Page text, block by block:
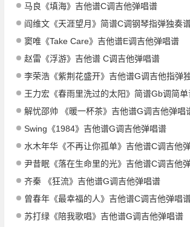
马良《填海》吉他谱C调吉他弹唱谱
阎维文《天涯望月》简谱C调钢琴指弹独奏
窦唯《Take Care》吉他谱E调吉他弹唱谱
赵雷《浮游》吉他谱 C调吉他弹唱谱
李荣浩《紫荆花盛开》吉他谱G调吉他指弹
王力宏《春雨里洗过的太阳》简谱Gb调简
解忧邵帅 《暖一杯茶》吉他谱G调吉他弹唱
Swing《1984》吉他谱G调吉他弹唱谱
水木年华《不再让你孤单》吉他谱C调吉他
尹昔眠《落在生命里的光》吉他谱C调吉他
齐秦 《狂流》吉他谱G调吉他弹唱谱
曾春年《最幸福的人》吉他谱C调吉他弹唱
苏打绿《陪我歌唱》吉他谱G调吉他弹唱谱